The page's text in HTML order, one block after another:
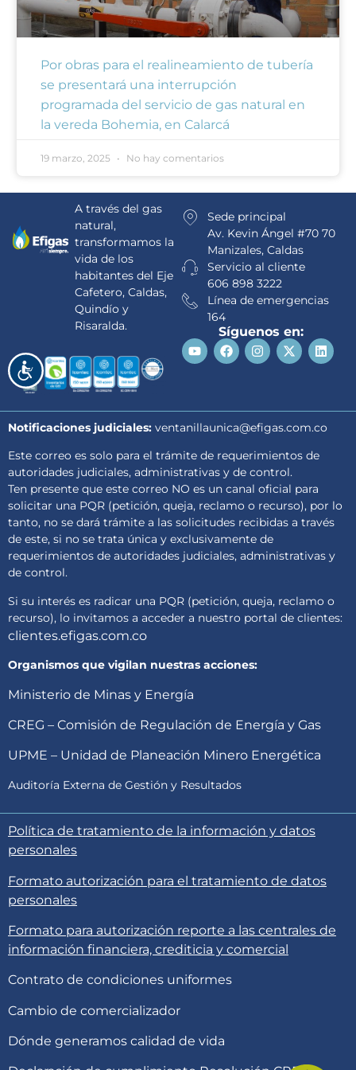
Accesibilidad
Por obras para el realineamiento de tubería
se presentará una interrupción
programada del servicio de gas natural en
la vereda Bohemia, en Calarcá
19 marzo, 2025 No hay comentarios
A través del gas
natural,
transformamos la
vida de los
habitantes del Eje
Cafetero, Caldas,
Quindío y
Risaralda.
Sede principal
Av. Kevin Ángel #70 70
Manizales, Caldas
Servicio al cliente
606 898 3222
Línea de emergencias
164
Síguenos en:
Notificaciones judiciales: ventanillaunica@efigas.com.co
Este correo es solo para el trámite de requerimientos de
autoridades judiciales, administrativas y de control.
Ten presente que este correo NO es un canal oficial para
solicitar una PQR (petición, queja, reclamo o recurso), por lo
tanto, no se dará trámite a las solicitudes recibidas a través
de este, si no se trata única y exclusivamente de
requerimientos de autoridades judiciales, administrativas y
de control.
Si su interés es radicar una PQR (petición, queja, reclamo o
recurso), lo invitamos a acceder a nuestro portal de clientes:
clientes.efigas.com.co
Organismos que vigilan nuestras acciones:
Ministerio de Minas y Energía
CREG – Comisión de Regulación de Energía y Gas
UPME – Unidad de Planeación Minero Energética
Auditoría Externa de Gestión y Resultados
Política de tratamiento de la información y datos
personales
Formato autorización para el tratamiento de datos
personales
Formato para autorización reporte a las centrales de
información financiera, crediticia y comercial
Contrato de condiciones uniformes
Cambio de comercializador
Dónde generamos calidad de vida